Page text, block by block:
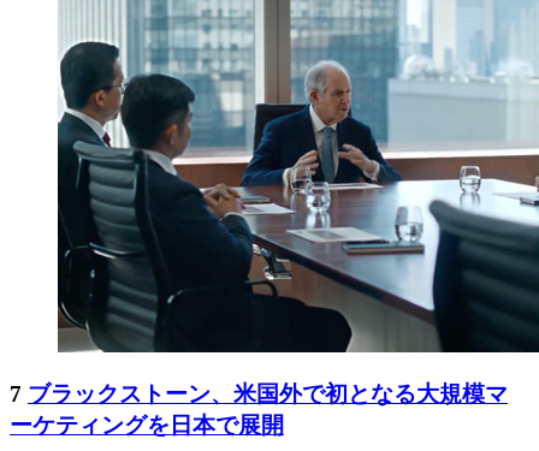
7 ブラックストーン、米国外で初となる大規模マ
ーケティングを日本で展開